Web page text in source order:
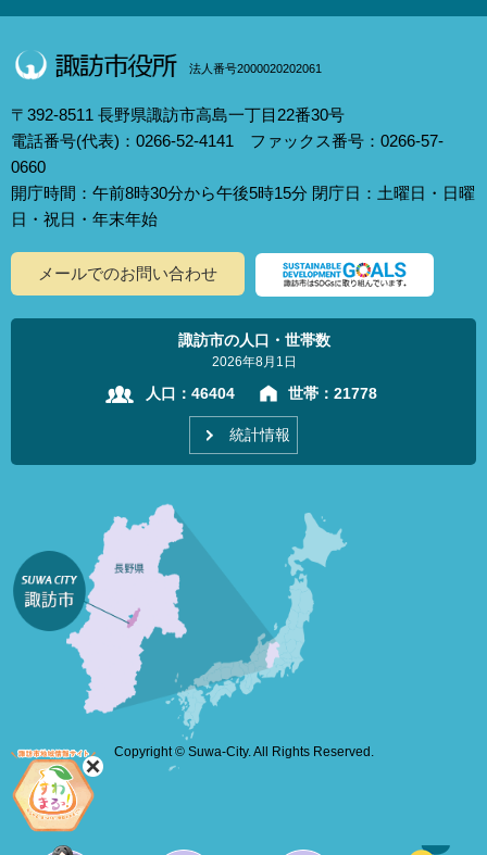
法人番号2000020202061
〒392-8511 長野県諏訪市高島一丁目22番30号
電話番号(代表)：0266-52-4141 ファックス番号：0266-57-
0660
開庁時間：午前8時30分から午後5時15分 閉庁日：土曜日・日曜
日・祝日・年末年始
メールでのお問い合わせ
諏訪市の人口・世帯数
2026年8月1日
人口： 46404 世帯： 21778
統計情報
Copyright © Suwa-City. All Rights Reserved.